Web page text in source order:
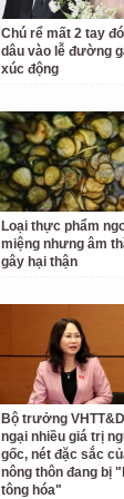
Chú rể mất 2 tay
dâu vào lễ đường
xúc động
Loại thực phẩm
miệng nhưng âm
gây hại thận
Bộ trưởng
ngại nhiều giá trị
gốc, nét đặc sắc
nông thôn đang bị
tông hóa"